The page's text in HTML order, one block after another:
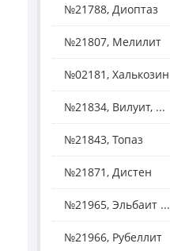
№21788, Диоптаз
№21807, Мелилит
№02181, Халькозин
№21834, Вилуит, ...
№21843, Топаз
№21871, Дистен
№21965, Эльбаит ...
№21966, Рубеллит